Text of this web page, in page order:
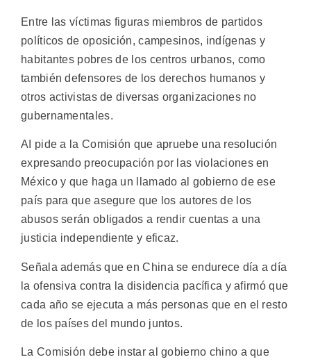
Entre las víctimas figuras miembros de partidos
políticos de oposición, campesinos, indígenas y
habitantes pobres de los centros urbanos, como
también defensores de los derechos humanos y
otros activistas de diversas organizaciones no
gubernamentales.
AI pide a la Comisión que apruebe una resolución
expresando preocupación por las violaciones en
México y que haga un llamado al gobierno de ese
país para que asegure que los autores de los
abusos serán obligados a rendir cuentas a una
justicia independiente y eficaz.
Señala además que en China se endurece día a día
la ofensiva contra la disidencia pacífica y afirmó que
cada año se ejecuta a más personas que en el resto
de los países del mundo juntos.
La Comisión debe instar al gobierno chino a que